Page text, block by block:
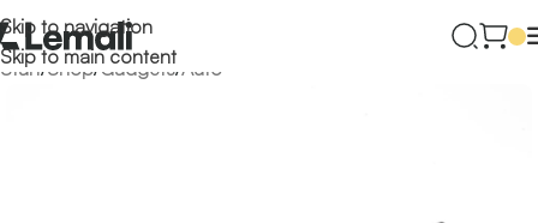
Skip to navigation
Skip to main content
Start/Shop/ Gadgets/Auto